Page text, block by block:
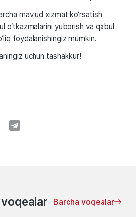
mavjud xizmat ko‘rsatish
o‘tkazmalarini yuborish va qabul
foydalanishingiz mumkin.
uchun tashakkur!
Barcha voqealar